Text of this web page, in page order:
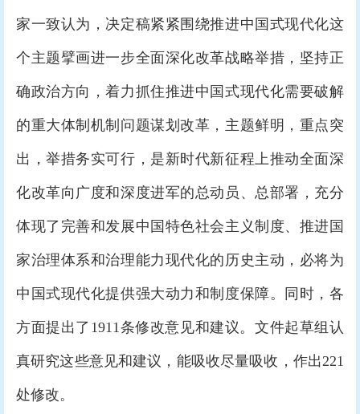
家一致认为，决定稿紧紧围绕推进中国式现代化这
个主题擘画进一步全面深化改革战略举措，坚持正
确政治方向，着力抓住推进中国式现代化需要破解
的重大体制机制问题谋划改革，主题鲜明，重点突
出，举措务实可行，是新时代新征程上推动全面深
化改革向广度和深度进军的总动员、总部署，充分
体现了完善和发展中国特色社会主义制度、推进国
家治理体系和治理能力现代化的历史主动，必将为
中国式现代化提供强大动力和制度保障。同时，各
方面提出了1911条修改意见和建议。文件起草组认
真研究这些意见和建议，能吸收尽量吸收，作出221
处修改。